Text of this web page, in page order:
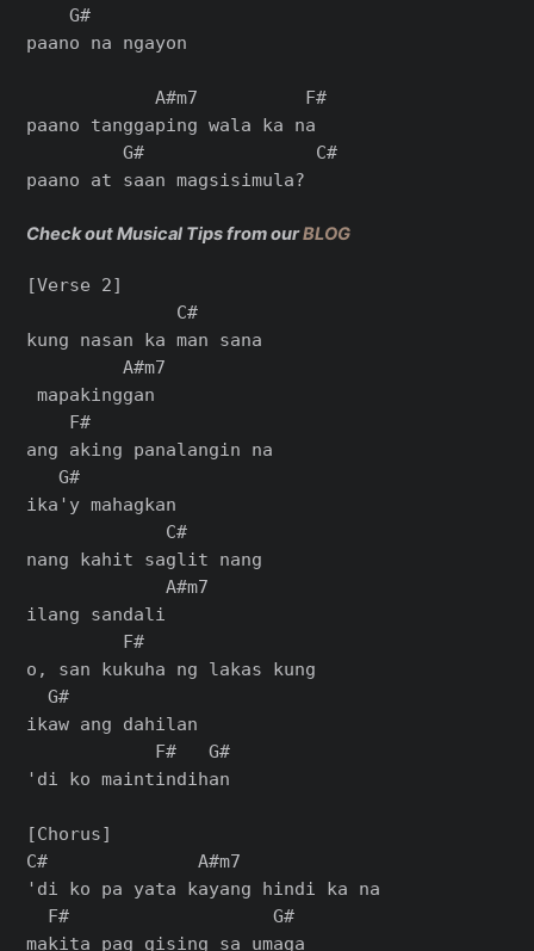
    G#
paano na ngayon
            A#m7          F#
paano tanggaping wala ka na
         G#                C#
paano at saan magsisimula?
Check out Musical Tips from ourBLOG
[Verse 2]
              C#
kung nasan ka man sana
         A#m7
mapakinggan
    F#
ang aking panalangin na
   G#
ika'y mahagkan
             C#
nang kahit saglit nang
             A#m7
ilang sandali
         F#
o, san kukuha ng lakas kung
  G#
ikaw ang dahilan
            F#   G#
'di ko maintindihan
[Chorus]
C#              A#m7
'di ko pa yata kayang hindi ka na
  F#                   G#
makita pag gising sa umaga